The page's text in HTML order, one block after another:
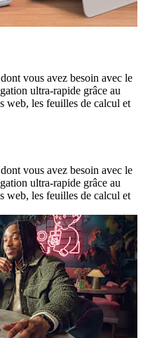
vous avez besoin avec le
ultra-rapide grâce au
web, les feuilles de calcul et
vous avez besoin avec le
ultra-rapide grâce au
web, les feuilles de calcul et